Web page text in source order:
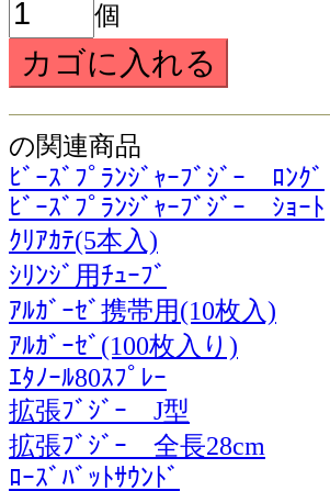
個
の関連商品
ﾋﾞｰｽﾞﾌﾟﾗﾝｼﾞｬｰﾌﾞｼﾞｰ ﾛﾝｸﾞ
ﾋﾞｰｽﾞﾌﾟﾗﾝｼﾞｬｰﾌﾞｼﾞｰ ｼｮｰﾄ
ｸﾘｱｶﾃ(5本入)
ｼﾘﾝｼﾞ用ﾁｭｰﾌﾞ
ｱﾙｶﾞｰｾﾞ携帯用(10枚入)
ｱﾙｶﾞｰｾﾞ(100枚入り)
ｴﾀﾉｰﾙ80ｽﾌﾟﾚｰ
拡張ﾌﾞｼﾞｰ J型
拡張ﾌﾞｼﾞｰ 全長28cm
ﾛｰｽﾞﾊﾞｯﾄｻｳﾝﾄﾞ